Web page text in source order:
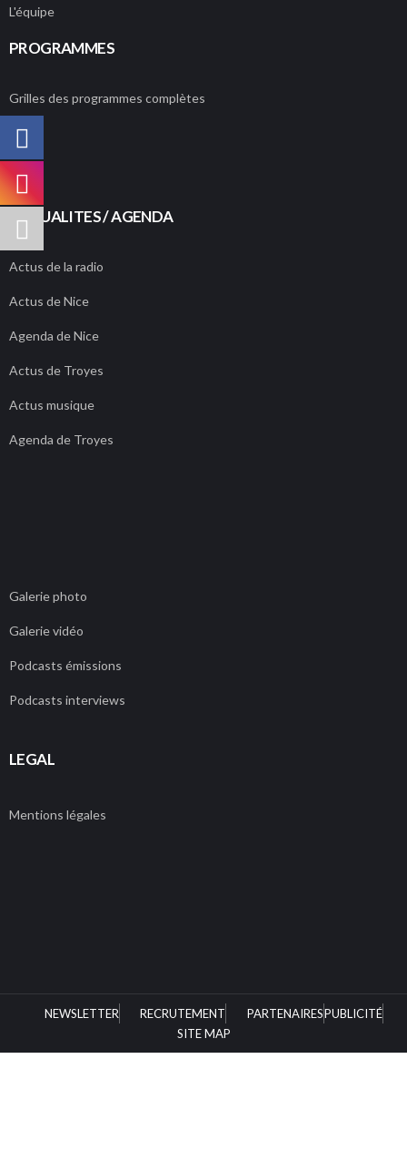
L'équipe
PROGRAMMES
Grilles des programmes complètes
ACTUALITES / AGENDA
Actus de la radio
Actus de Nice
Agenda de Nice
Actus de Troyes
Actus musique
Agenda de Troyes
Galerie photo
Galerie vidéo
Podcasts émissions
Podcasts interviews
LEGAL
Mentions légales
NEWSLETTER RECRUTEMENT PARTENAIRESPUBLICITÉ
SITE MAP